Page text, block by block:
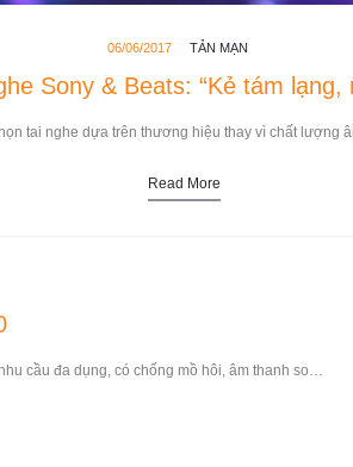
06/06/2017 TẢN MẠN
Sony & Beats: “Kẻ tám lạng,
tai nghe dựa trên thương hiệu thay vì chất
Read More
cầu đa dụng, có chống mồ hôi, âm thanh so…